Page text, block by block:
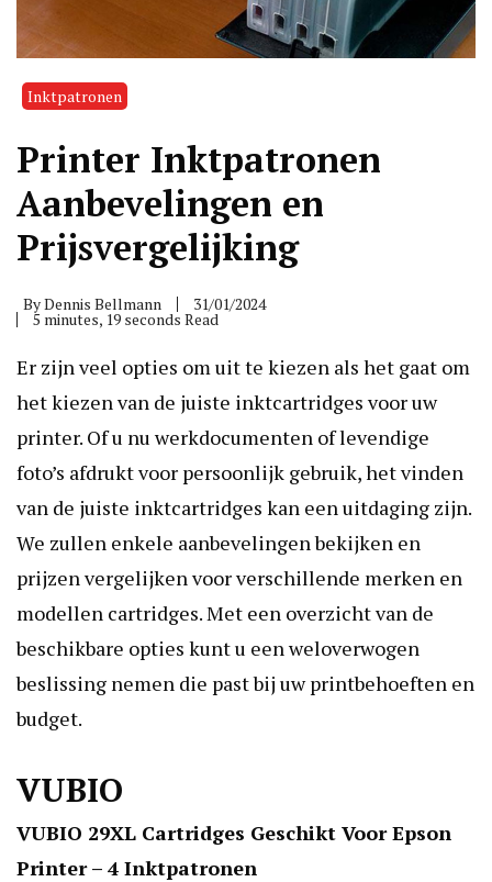
Inktpatronen
Printer Inktpatronen
Aanbevelingen en
Prijsvergelijking
ByDennis Bellmann 31/01/2024
5 minutes, 19 seconds Read
Er zijn veel opties om uit te kiezen als het gaat om
het kiezen van de juiste inktcartridges voor uw
printer. Of u nu werkdocumenten of levendige
foto’s afdrukt voor persoonlijk gebruik, het vinden
van de juiste inktcartridges kan een uitdaging zijn.
We zullen enkele aanbevelingen bekijken en
prijzen vergelijken voor verschillende merken en
modellen cartridges. Met een overzicht van de
beschikbare opties kunt u een weloverwogen
beslissing nemen die past bij uw printbehoeften en
budget.
VUBIO
VUBIO 29XL Cartridges Geschikt Voor Epson
Printer – 4 Inktpatronen